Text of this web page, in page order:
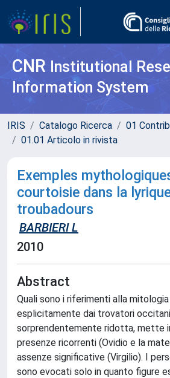
CNR Institutional
Information System
IRIS Catalogo Ricerca
01
01.01 Articolo in rivista
Exemples
courtoisie dans la
troubadours
BARBIERI L
2010
Abstract
Quali sono i riferimenti alla
esplicitamente dai trovatori
sorprendentemente ridotta, mette
presenze ricorrenti (Ovidio e la
assenze significative (Virgilio). I
sono evocati solo in quanto figure